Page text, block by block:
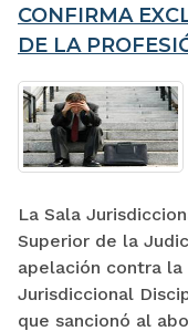
CONFIRMA
DE LA
La Sala
Superior de la
apelación contra
Jurisdiccional
que sancionó al